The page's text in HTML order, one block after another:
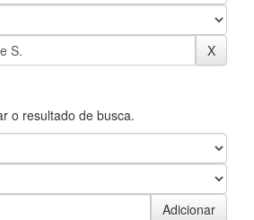
o resultado de busca.